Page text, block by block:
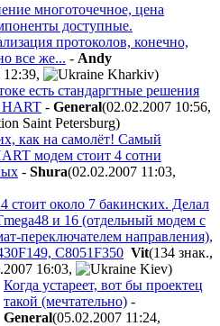
многоточечное, цена
доступные.
протоколов, конечно,
все же... - Andy
12:39,
)
есть стандаргтные решения
HART - General(02.02.2007 10:56,
)
как на самолёт! Самый
модем стоит 4 сотни
- Shura(02.02.2007 11:03,
стоит около 7 бакинских. Делал
и 16 (отдельный модем с
переключателем направления),
C8051F350 Vit(134 знак.,
16:03,
)
Когда устареет, вот бы проектец
такой (мечтательно) -
General(05.02.2007 11:24,